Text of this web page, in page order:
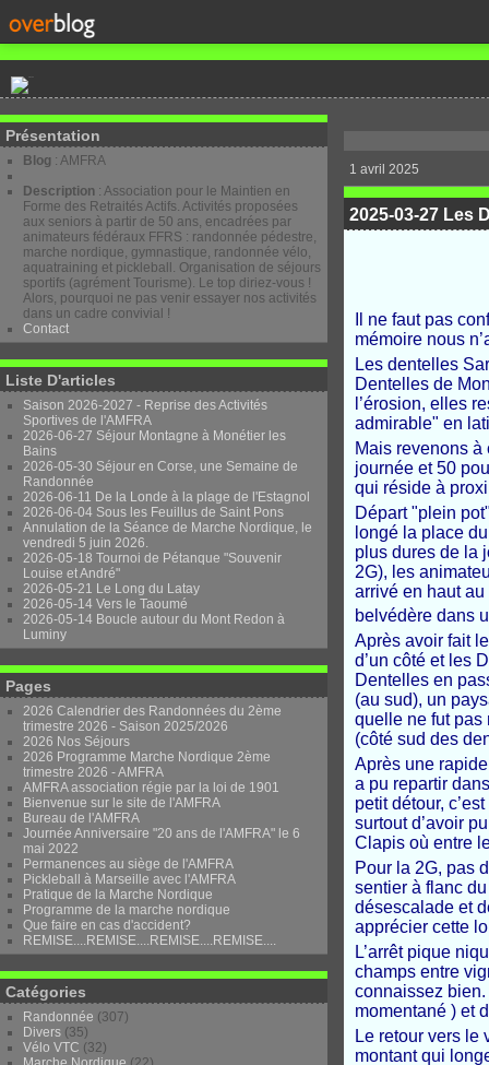
Présentation
Blog : AMFRA
Description : Association pour le Maintien en
Forme des Retraités Actifs. Activités proposées
aux seniors à partir de 50 ans, encadrées par
animateurs fédéraux FFRS : randonnée pédestre,
marche nordique, gymnastique, randonnée vélo,
aquatraining et pickleball. Organisation de séjours
sportifs (agrément Tourisme). Le top diriez-vous !
Alors, pourquoi ne pas venir essayer nos activités
dans un cadre convivial !
Contact
Liste D'articles
Saison 2026-2027 - Reprise des Activités
Sportives de l'AMFRA
2026-06-27 Séjour Montagne à Monétier les
Bains
2026-05-30 Séjour en Corse, une Semaine de
Randonnée
2026-06-11 De la Londe à la plage de l'Estagnol
2026-06-04 Sous les Feuillus de Saint Pons
Annulation de la Séance de Marche Nordique, le
vendredi 5 juin 2026.
2026-05-18 Tournoi de Pétanque "Souvenir
Louise et André"
2026-05-21 Le Long du Latay
2026-05-14 Vers le Taoumé
2026-05-14 Boucle autour du Mont Redon à
Luminy
Pages
2026 Calendrier des Randonnées du 2ème
trimestre 2026 - Saison 2025/2026
2026 Nos Séjours
2026 Programme Marche Nordique 2ème
trimestre 2026 - AMFRA
AMFRA association régie par la loi de 1901
Bienvenue sur le site de l'AMFRA
Bureau de l'AMFRA
Journée Anniversaire "20 ans de l'AMFRA" le 6
mai 2022
Permanences au siège de l'AMFRA
Pickleball à Marseille avec l'AMFRA
Pratique de la Marche Nordique
Programme de la marche nordique
Que faire en cas d'accident?
REMISE....REMISE....REMISE....REMISE....
Catégories
Randonnée (307)
Divers (35)
Vélo VTC (32)
1 avril 2025
2025-03-27 Les
Il ne faut pas
mémoire nous
Les dentelles
Dentelles de
l’érosion, elles
admirable" en
Mais revenons
journée et 50
qui réside à
Départ "plein
longé la place
plus dures de la
2G), les
arrivé en haut
belvédère dans
Après avoir fait
d’un côté et les
Dentelles en
(au sud), un
quelle ne fut pas
(côté sud des
Après une
a pu repartir
petit détour,
surtout d’avoir
Clapis où entre
Pour la 2G, pas
sentier à flanc
désescalade et
apprécier cette
L’arrêt pique
champs entre
connaissez
momentané ) et
Le retour vers le
montant qui